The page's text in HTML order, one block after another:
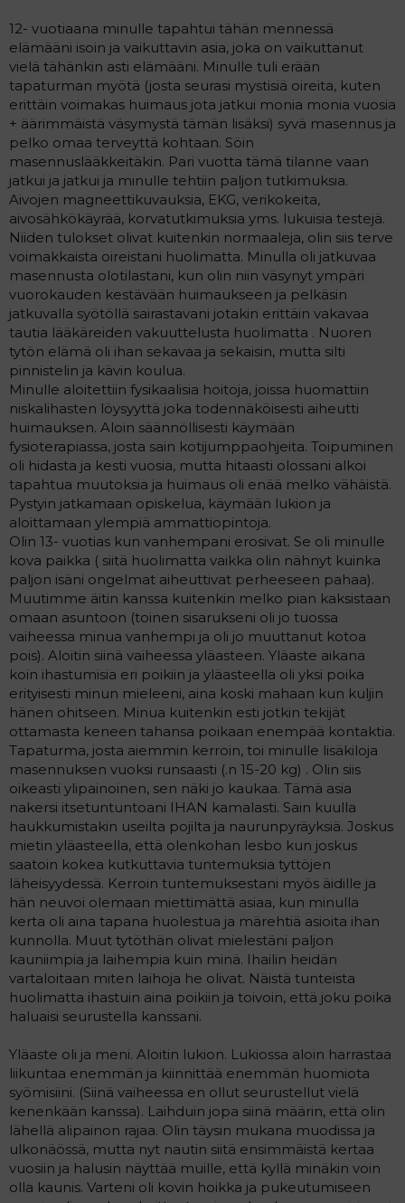
12- vuotiaana minulle tapahtui tähän mennessä
elämääni isoin ja vaikuttavin asia, joka on vaikuttanut
vielä tähänkin asti elämääni. Minulle tuli erään
tapaturman myötä (josta seurasi mystisiä oireita, kuten
erittäin voimakas huimaus jota jatkui monia monia vuosia
+ äärimmäistä väsymystä tämän lisäksi) syvä masennus ja
pelko omaa terveyttä kohtaan. Söin
masennuslääkkeitäkin. Pari vuotta tämä tilanne vaan
jatkui ja jatkui ja minulle tehtiin paljon tutkimuksia.
Aivojen magneettikuvauksia, EKG, verikokeita,
aivosähkökäyrää, korvatutkimuksia yms. lukuisia testejä.
Niiden tulokset olivat kuitenkin normaaleja, olin siis terve
voimakkaista oireistani huolimatta. Minulla oli jatkuvaa
masennusta olotilastani, kun olin niin väsynyt ympäri
vuorokauden kestävään huimaukseen ja pelkäsin
jatkuvalla syötöllä sairastavani jotakin erittäin vakavaa
tautia lääkäreiden vakuuttelusta huolimatta . Nuoren
tytön elämä oli ihan sekavaa ja sekaisin, mutta silti
pinnistelin ja kävin koulua.
Minulle aloitettiin fysikaalisia hoitoja, joissa huomattiin
niskalihasten löysyyttä joka todennäköisesti aiheutti
huimauksen. Aloin säännöllisesti käymään
fysioterapiassa, josta sain kotijumppaohjeita. Toipuminen
oli hidasta ja kesti vuosia, mutta hitaasti olossani alkoi
tapahtua muutoksia ja huimaus oli enää melko vähäistä.
Pystyin jatkamaan opiskelua, käymään lukion ja
aloittamaan ylempiä ammattiopintoja.
Olin 13- vuotias kun vanhempani erosivat. Se oli minulle
kova paikka ( siitä huolimatta vaikka olin nähnyt kuinka
paljon isäni ongelmat aiheuttivat perheeseen pahaa).
Muutimme äitin kanssa kuitenkin melko pian kaksistaan
omaan asuntoon (toinen sisarukseni oli jo tuossa
vaiheessa minua vanhempi ja oli jo muuttanut kotoa
pois). Aloitin siinä vaiheessa yläasteen. Yläaste aikana
koin ihastumisia eri poikiin ja yläasteella oli yksi poika
erityisesti minun mieleeni, aina koski mahaan kun kuljin
hänen ohitseen. Minua kuitenkin esti jotkin tekijät
ottamasta keneen tahansa poikaan enempää kontaktia.
Tapaturma, josta aiemmin kerroin, toi minulle lisäkiloja
masennuksen vuoksi runsaasti (.n 15-20 kg) . Olin siis
oikeasti ylipainoinen, sen näki jo kaukaa. Tämä asia
nakersi itsetuntuntoani IHAN kamalasti. Sain kuulla
haukkumistakin useilta pojilta ja naurunpyräyksiä. Joskus
mietin yläasteella, että olenkohan lesbo kun joskus
saatoin kokea kutkuttavia tuntemuksia tyttöjen
läheisyydessä. Kerroin tuntemuksestani myös äidille ja
hän neuvoi olemaan miettimättä asiaa, kun minulla
kerta oli aina tapana huolestua ja märehtiä asioita ihan
kunnolla. Muut tytöthän olivat mielestäni paljon
kauniimpia ja laihempia kuin minä. Ihailin heidän
vartaloitaan miten laihoja he olivat. Näistä tunteista
huolimatta ihastuin aina poikiin ja toivoin, että joku poika
haluaisi seurustella kanssani.
Yläaste oli ja meni. Aloitin lukion. Lukiossa aloin harrastaa
liikuntaa enemmän ja kiinnittää enemmän huomiota
syömisiini. (Siinä vaiheessa en ollut seurustellut vielä
kenenkään kanssa). Laihduin jopa siinä määrin, että olin
lähellä alipainon rajaa. Olin täysin mukana muodissa ja
ulkonäössä, mutta nyt nautin siitä ensimmäistä kertaa
vuosiin ja halusin näyttää muille, että kyllä minäkin voin
olla kaunis. Varteni oli kovin hoikka ja pukeutumiseen